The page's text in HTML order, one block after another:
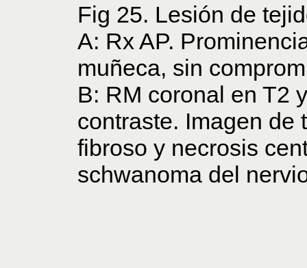
Fig 25. Lesión de
A: Rx AP.
muñeca, sin
B: RM coronal en T2
contraste. Imagen de
fibroso y necrosis
schwanoma del